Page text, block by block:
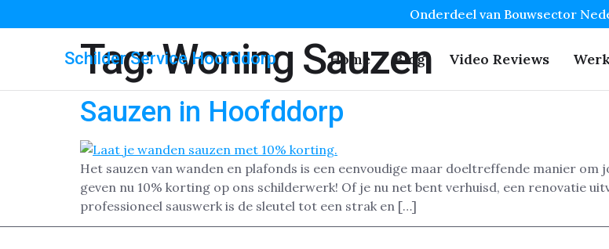
Onderdeel van Bouwsector
Schilder Service Hoofddorp Home Blog Video Reviews
Tag:Woning Sauzen
Sauzen in Hoofddorp
Het sauzen van wanden en plafonds is een eenvoudige maar doeltreffende manier
geven nu 10% korting op ons schilderwerk! Of je nu net bent verhuisd, een renovatie
professioneel sauswerk is de sleutel tot een strak en […]